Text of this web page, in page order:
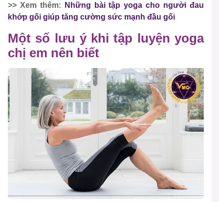
>> Xem thêm:
Những bài tập yoga cho người đau
khớp gối giúp tăng cường sức mạnh đầu gối
Một số lưu ý khi tập luyện yoga
chị em nên biết